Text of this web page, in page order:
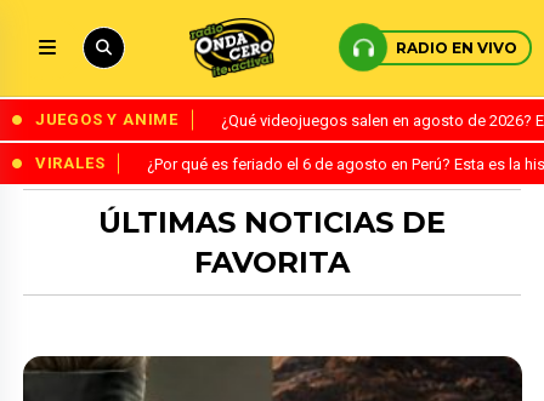
RADIO EN VIVO
JUEGOS Y ANIME ¿Qué videojuegos salen en agosto de
VIRALES ¿Por qué es feriado el 6 de agosto en Perú? Esta es la
ÚLTIMAS NOTICIAS DE
FAVORITA